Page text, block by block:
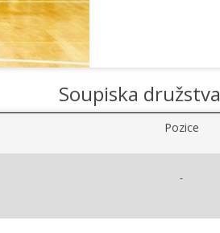
Soupiska družstva
Pozice
-